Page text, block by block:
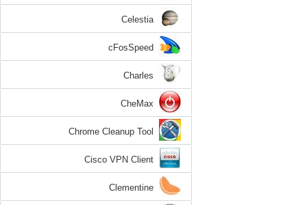
Celestia
cFosSpeed
Charles
CheMax
Chrome Cleanup Tool
Cisco VPN Client
Clementine